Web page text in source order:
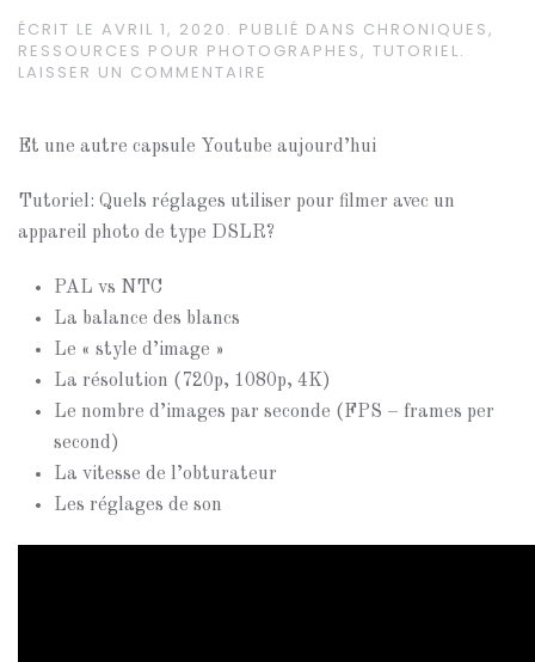
ÉCRIT LE AVRIL 1, 2020 . PUBLIÉ DANS CHRONIQUES,
RESSOURCES POUR PHOTOGRAPHES, TUTORIEL.
LAISSER UN COMMENTAIRE
Et une autre capsule Youtube aujourd’hui
Tutoriel: Quels réglages utiliser pour filmer avec un
appareil photo de type DSLR?
PAL vs NTC
La balance des blancs
Le « style d’image »
La résolution (720p, 1080p, 4K)
Le nombre d’images par seconde (FPS – frames per
second)
La vitesse de l’obturateur
Les réglages de son